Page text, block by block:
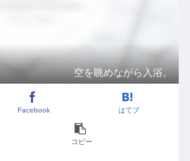
空を眺めながら入浴。
Facebook はてブ
コピー